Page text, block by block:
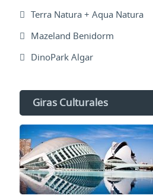
Terra Natura + Aqua Natura
Mazeland Benidorm
DinoPark Algar
Giras Culturales